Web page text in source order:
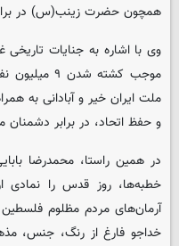
همچون حضرت زینب(س) در
وی با اشاره به جنایات
موجب کشته
ملت ایران خیر و آبادانی به
و حفظ اتحاد، در برابر دشمنان
در همین راستا، محمدرضا
خطبه‌ها، روز قدس را نمادی
آرمان‌های مردم مظلوم
خداجو فارغ از رنگ، جنس،